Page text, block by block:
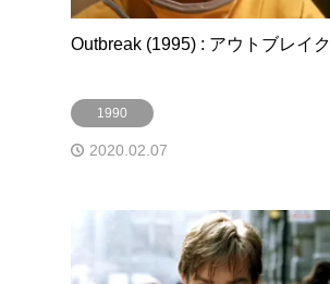
Outbreak (1995) : アウトブレイク
1990
2020.02.07